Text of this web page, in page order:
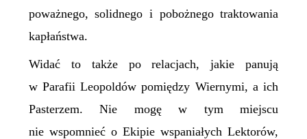
poważnego, solidnego i pobożnego traktowania
kapłaństwa.
Widać to także po relacjach, jakie panują
w Parafii Leopoldów pomiędzy Wiernymi, a ich
Pasterzem. Nie mogę w tym miejscu
nie wspomnieć o Ekipie wspaniałych Lektorów,